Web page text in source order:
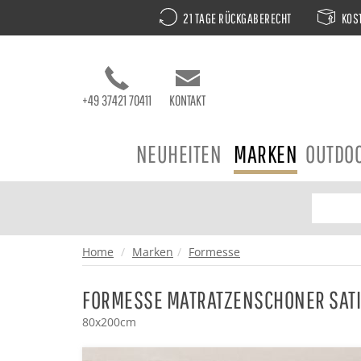
21 TAGE RÜCKGABERECHT
+49 37421 70411 KONTAKT
NEUHEITEN MARKEN
Home Marken Formesse
FORMESSE MATRATZENSCHONER
80x200cm